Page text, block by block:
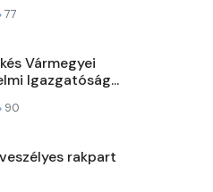
77
Vármegyei
Igazgatóság...
90
rakpart